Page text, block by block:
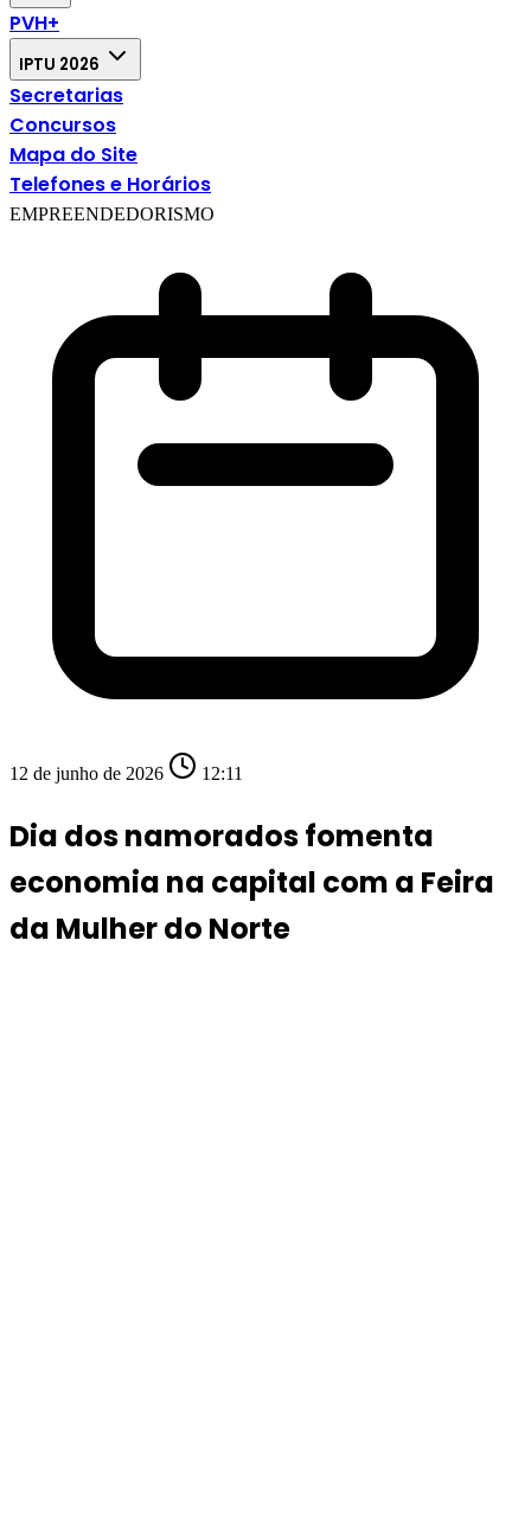
PVH+
IPTU 2026
Secretarias
Concursos
Mapa do Site
Telefones e Horários
EMPREENDEDORISMO
12 de junho de 2026 12:11
Dia dos namorados fomenta
economia na capital com a Feira
da Mulher do Norte